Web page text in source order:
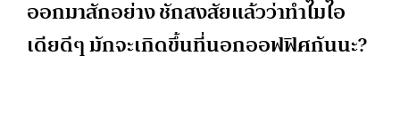
ออกมาสักอย่าง ชักสงสัยแล้วว่าทำไมไอ
เดียดีๆ มักจะเกิดขึ้นที่นอกออฟฟิศกันนะ?